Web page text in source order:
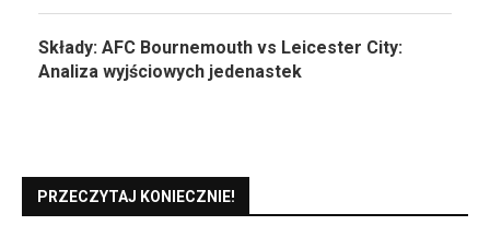
Składy: AFC Bournemouth vs Leicester City:
Analiza wyjściowych jedenastek
PRZECZYTAJ KONIECZNIE!